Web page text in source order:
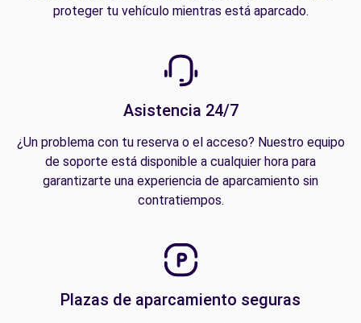
proteger tu vehículo mientras está aparcado.
Asistencia 24/7
¿Un problema con tu reserva o el acceso? Nuestro equipo
de soporte está disponible a cualquier hora para
garantizarte una experiencia de aparcamiento sin
contratiempos.
Plazas de aparcamiento seguras